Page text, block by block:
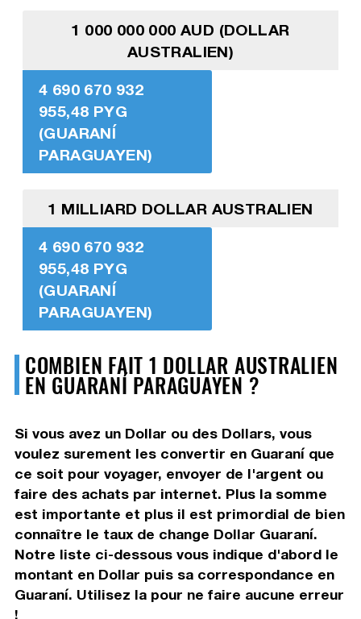
1 000 000 000 AUD (DOLLAR
AUSTRALIEN)
4 690 670 932
955,48 PYG
(GUARANÍ
PARAGUAYEN)
1 MILLIARD DOLLAR AUSTRALIEN
4 690 670 932
955,48 PYG
(GUARANÍ
PARAGUAYEN)
COMBIEN FAIT 1 DOLLAR AUSTRALIEN
EN GUARANÍ PARAGUAYEN ?
Si vous avez un Dollar ou des Dollars, vous
voulez surement les convertir en Guaraní que
ce soit pour voyager, envoyer de l'argent ou
faire des achats par internet. Plus la somme
est importante et plus il est primordial de bien
connaître le taux de change Dollar Guaraní.
Notre liste ci-dessous vous indique d'abord le
montant en Dollar puis sa correspondance en
Guaraní. Utilisez la pour ne faire aucune erreur
!